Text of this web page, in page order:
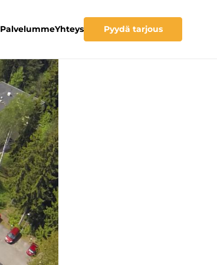
PalvelummeYhteys Pyydä tarjous